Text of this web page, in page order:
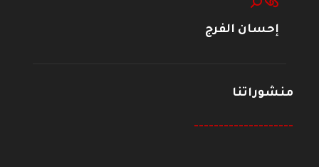
إحسان الفرج
منشوراتنا
--------------------